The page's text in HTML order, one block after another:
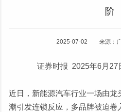
阶
2025-07-02 来源：广
证券时报 2025年6月
近日，新能源汽车行业一场由龙
潮引发连锁反应，多品牌被迫卷